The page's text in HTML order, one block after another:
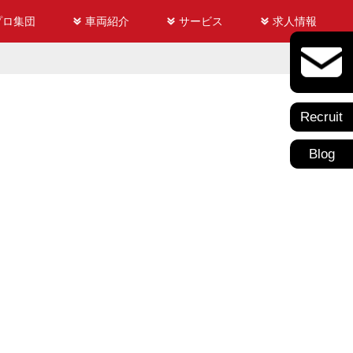
集団 車両紹介 サービス 求人情報
Recruit
Blog